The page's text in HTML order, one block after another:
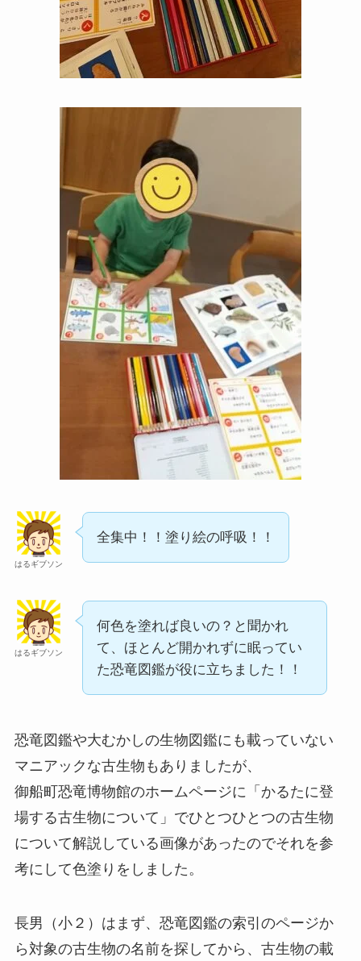
はるギブソン
全集中！！塗り絵の呼吸！！
はるギブソン
何色を塗れば良いの？と聞かれ
て、ほとんど開かれずに眠ってい
た恐竜図鑑が役に立ちました！！
恐竜図鑑や大むかしの生物図鑑にも載っていない
マニアックな古生物もありましたが、
御船町恐竜博物館のホームページに「かるたに登
場する古生物について」でひとつひとつの古生物
について解説している画像があったのでそれを参
考にして色塗りをしました。
長男（小２）はまず、恐竜図鑑の索引のページか
ら対象の古生物の名前を探してから、古生物の載